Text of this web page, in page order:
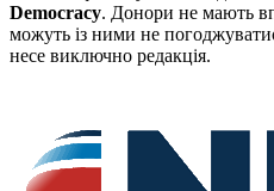
Democracy. Донори не мають
можуть із ними не
несе виключно редакція.